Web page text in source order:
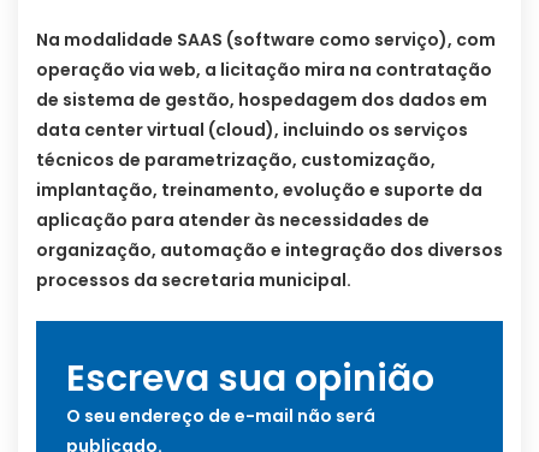
Na modalidade SAAS (software como serviço), com
operação via web, a licitação mira na contratação
de sistema de gestão, hospedagem dos dados em
data center virtual (cloud), incluindo os serviços
técnicos de parametrização, customização,
implantação, treinamento, evolução e suporte da
aplicação para atender às necessidades de
organização, automação e integração dos diversos
processos da secretaria municipal.
Escreva sua opinião
O seu endereço de e-mail não será
publicado.